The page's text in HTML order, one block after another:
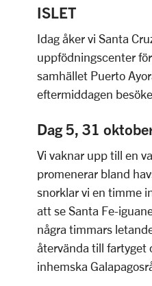
ISLET
Idag åker vi Santa
uppfödningscenter
samhället Puerto
eftermiddagen
Dag 5, 31
Vi vaknar upp till en
promenerar bland
snorklar vi en timme
att se Santa Fe-
några timmars
återvända till fartyget
inhemska